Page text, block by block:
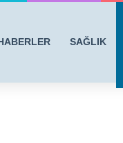
SAĞLIK